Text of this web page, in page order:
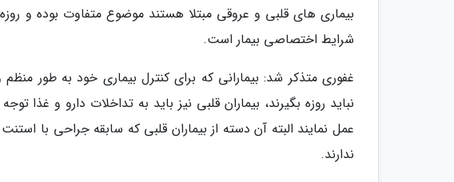
بیماری های قلبی و عروقی مبتلا هستند موضوع متفاوت بوده و
شرایط اختصاصی بیمار است.
غفوری متذکر شد: بیمارانی که برای کنترل بیماری خود به طور
نباید روزه بگیرند، بیماران قلبی نیز باید به تداخلات دارو و
عمل نمایند البته آن دسته از بیماران قلبی که سابقه جراحی با
ندارند.